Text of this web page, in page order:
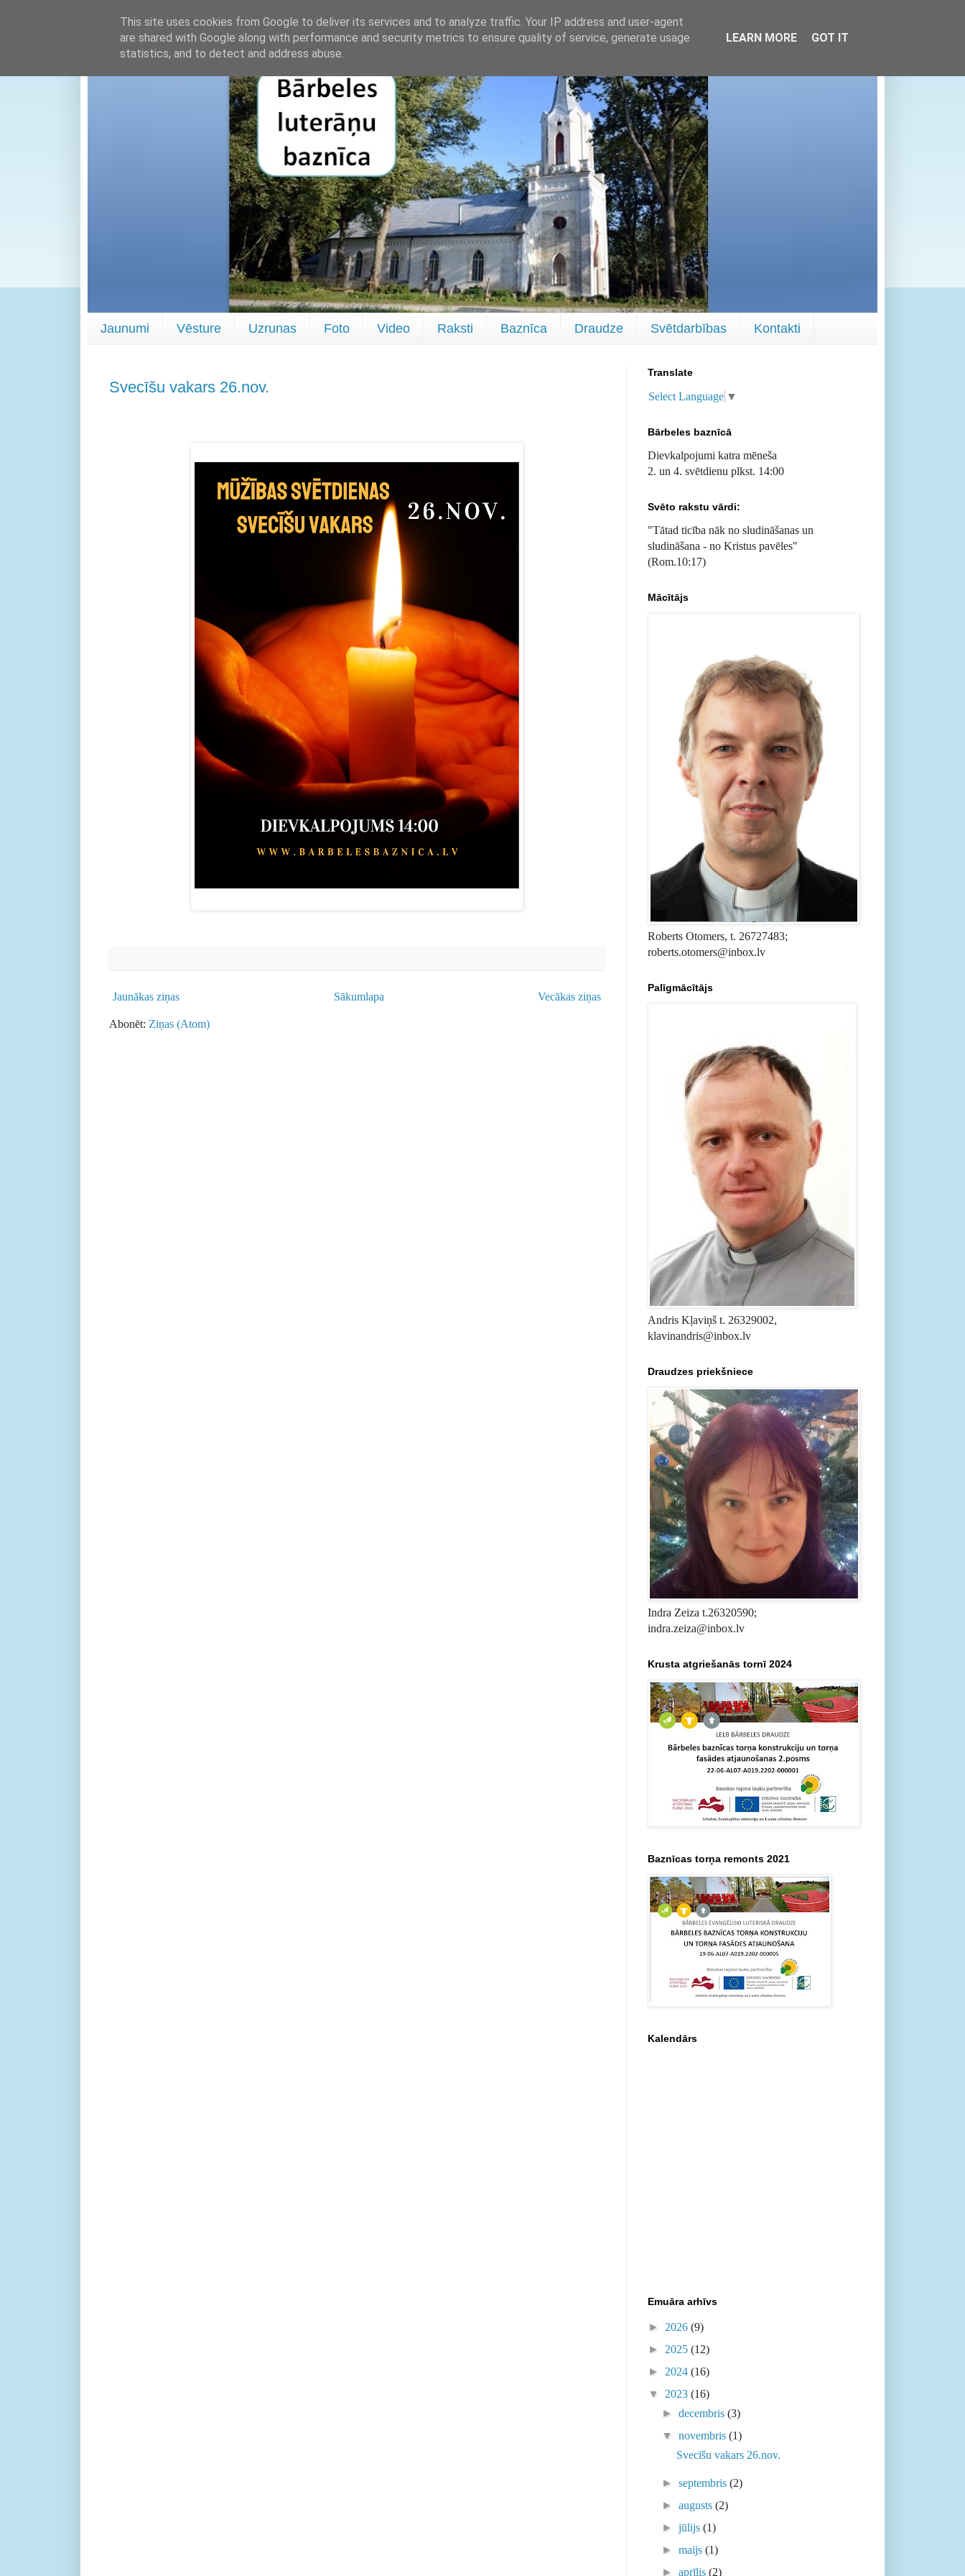
Jaunumi Vēsture Uzrunas Foto Video Raksti Baznīca Draudze Svētdarbības Kontakti
Svecīšu vakars 26.nov.
Jaunākas ziņas Vecākas ziņas
Sākumlapa
Abonēt: Ziņas (Atom)
Translate
Select Language ▼
Bārbeles baznīcā
Dievkalpojumi katra mēneša
2. un 4. svētdienu plkst. 14:00
Svēto rakstu vārdi:
"Tātad ticība nāk no sludināšanas un
sludināšana - no Kristus pavēles"
(Rom.10:17)
Mācītājs
Roberts Otomers, t. 26727483;
roberts.otomers@inbox.lv
Palīgmācītājs
Andris Kļaviņš t. 26329002,
klavinandris@inbox.lv
Draudzes priekšniece
Indra Zeiza t.26320590;
indra.zeiza@inbox.lv
Krusta atgriešanās tornī 2024
Baznīcas torņa remonts 2021
Kalendārs
Emuāra arhīvs
► 2026 (9)
► 2025 (12)
► 2024 (16)
▼ 2023 (16)
►decembris(3)
▼novembris(1)
Svecīšu vakars 26.nov.
►septembris(2)
►augusts(2)
►jūlijs(1)
►maijs(1)
►aprīlis(2)
This site uses cookies from Google to deliver its services and to analyze traffic. Your IP address and user-agent
are shared with Google along with performance and security metrics to ensure quality of service, generate usage
statistics, and to detect and address abuse.
LEARN MORE GOT IT